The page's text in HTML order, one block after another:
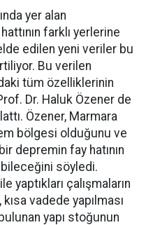
yer alan
farklı yerlerine
edilen yeni veriler bu
Bu verilen
tüm özelliklerinin
Dr. Haluk Özener de
Özener, Marmara
bölgesi olduğunu ve
depremin fay hatının
söyledi.
yaptıkları çalışmaların
vadede yapılması
yapı stoğunun